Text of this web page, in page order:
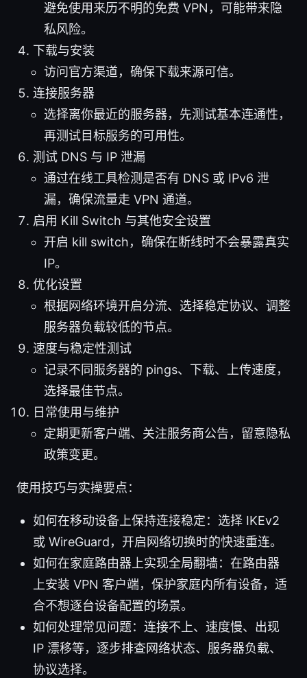
避免使用来历不明的免费 VPN，可能带来隐
私风险。
下载与安装
访问官方渠道，确保下载来源可信。
连接服务器
选择离你最近的服务器，先测试基本连通性，
再测试目标服务的可用性。
测试 DNS 与 IP 泄漏
通过在线工具检测是否有 DNS 或 IPv6 泄
漏，确保流量走 VPN 通道。
启用 Kill Switch 与其他安全设置
开启 kill switch，确保在断线时不会暴露真实
IP。
优化设置
根据网络环境开启分流、选择稳定协议、调整
服务器负载较低的节点。
速度与稳定性测试
记录不同服务器的 pings、下载、上传速度，
选择最佳节点。
日常使用与维护
定期更新客户端、关注服务商公告，留意隐私
政策变更。
使用技巧与实操要点：
如何在移动设备上保持连接稳定：选择 IKEv2
或 WireGuard，开启网络切换时的快速重连。
如何在家庭路由器上实现全局翻墙：在路由器
上安装 VPN 客户端，保护家庭内所有设备，适
合不想逐台设备配置的场景。
如何处理常见问题：连接不上、速度慢、出现
IP 漂移等，逐步排查网络状态、服务器负载、
协议选择。